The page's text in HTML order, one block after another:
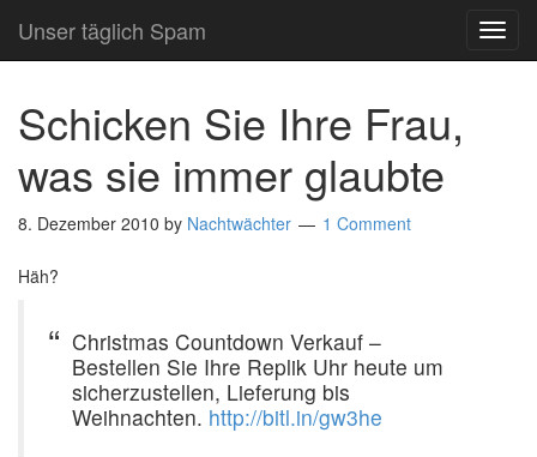
Unser täglich Spam
Schicken Sie Ihre Frau,
was sie immer glaubte
8. Dezember 2010 by Nachtwächter 1 Comment
Häh?
Christmas Countdown Verkauf –
Bestellen Sie Ihre Replik Uhr heute um
sicherzustellen, Lieferung bis
Weihnachten. http://bitl.in/gw3he